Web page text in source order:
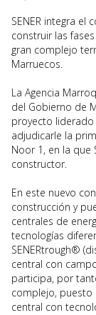
SENER integra el
construir las
gran complejo
Marruecos.
La Agencia
del Gobierno de
proyecto liderado
adjudicarle la
Noor 1, en la que
constructor.
En este nuevo
construcción y
centrales de
tecnologías
SENERtrough®
central con
participa, por
complejo, puesto
central con